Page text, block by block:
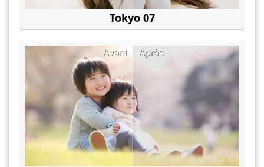
Tokyo 07
Après
Avant